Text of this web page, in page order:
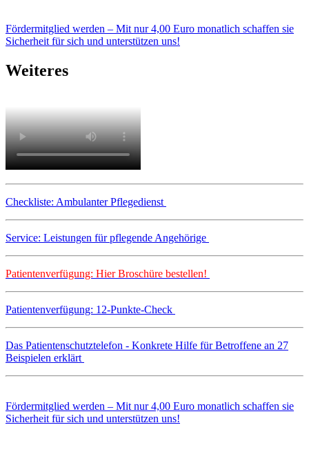
Fördermitglied werden – Mit nur 4,00 Euro monatlich schaffen sie
Sicherheit für sich und unterstützen uns!
Weiteres
Checkliste: Ambulanter Pflegedienst
Service: Leistungen für pflegende Angehörige
Patientenverfügung: Hier Broschüre bestellen!
Patientenverfügung: 12-Punkte-Check
Das Patientenschutztelefon - Konkrete Hilfe für Betroffene an 27
Beispielen erklärt
Fördermitglied werden – Mit nur 4,00 Euro monatlich schaffen sie
Sicherheit für sich und unterstützen uns!